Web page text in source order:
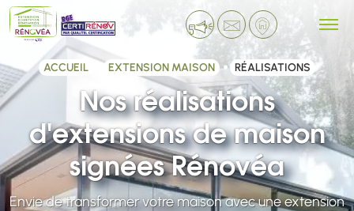
ACCUEIL EXTENSION MAISON RÉALISATIONS
Nos réalisations
d'extensions de maison
signées Rénovéa
Envie de transformer votre maison avec une extension